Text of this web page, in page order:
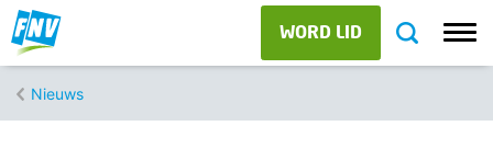
WORD LID
Nieuws